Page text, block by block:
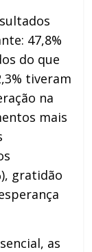
47,8%
do que
tiveram
na
mais
gratidão
as